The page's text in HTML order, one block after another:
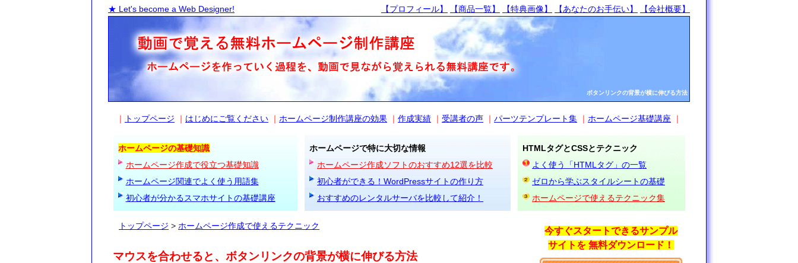
★ Let's become a Web Designer! 【プロフィール】 【商品一覧】 【特典画像】 【あなたのお手伝い】 【会社概要】
ボタンリンクの背景が横に伸びる方法
｜ トップページ ｜ はじめにご覧ください ｜ ホームページ制作講座の効果 ｜ 作成実績 ｜ 受講者の声 ｜ パーツテンプレート集 ｜ ホームページ基礎講座 ｜
ホームページの基礎知識
ホームページ作成で役立つ基礎知識
ホームページ関連でよく使う用語集
初心者が分かるスマホサイトの基礎講座
ホームページで特に大切な情報
ホームページ作成ソフトのおすすめ12選を比較
初心者ができる！WordPressサイトの作り方
おすすめのレンタルサーバを比較して紹介！
HTMLタグとCSSとテクニック
よく使う「HTMLタグ」の一覧
ゼロから学ぶスタイルシートの基礎
ホームページで使えるテクニック集
トップページ > ホームページ作成で使えるテクニック
マウスを合わせると、ボタンリンクの背景が横に伸びる方法
今すぐスタートできるサンプル
サイトを 無料ダウンロード！